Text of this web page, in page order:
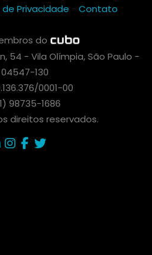
Privacidade - Contato
do
54 - Vila Olímpia, São Paulo -
04547-130
0001-00
98735-1686
direitos reservados.